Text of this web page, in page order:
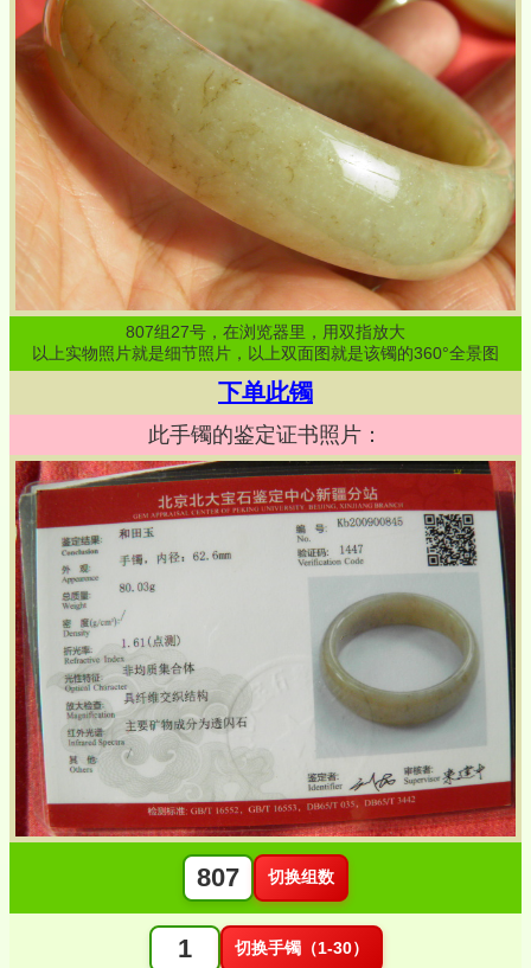
807组27号，在浏览器里，用双指放大
以上实物照片就是细节照片，以上双面图就是该镯的360°全景图
下单此镯
此手镯的鉴定证书照片：
切换组数
切换手镯（1-30）